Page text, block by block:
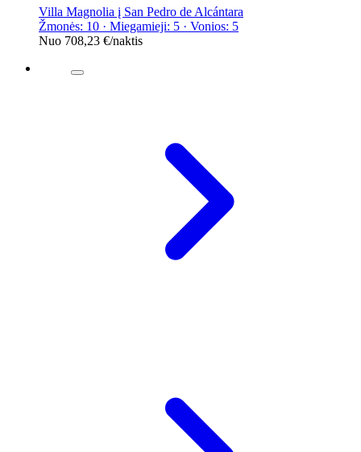
Villa Magnolia į San Pedro de Alcántara
Žmonės: 10 · Miegamieji: 5 · Vonios: 5
Nuo 708,23 €/naktis